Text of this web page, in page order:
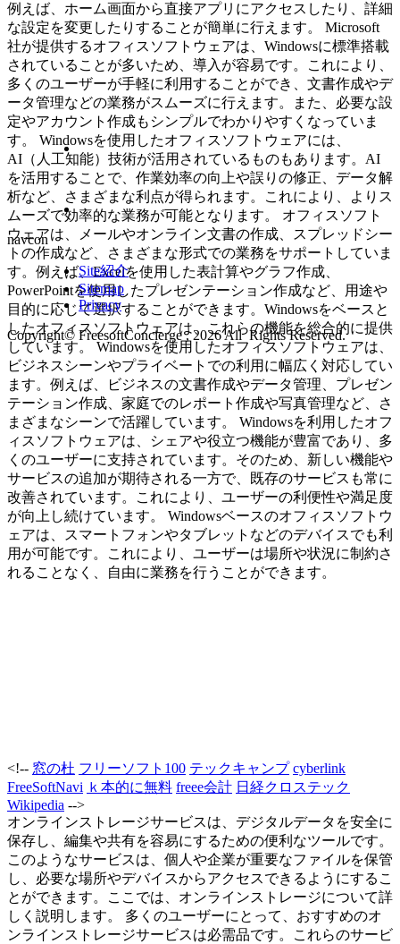
例えば、ホーム画面から直接アプリにアクセスしたり、詳細
な設定を変更したりすることが簡単に行えます。 Microsoft
社が提供するオフィスソフトウェアは、Windowsに標準搭載
されていることが多いため、導入が容易です。これにより、
多くのユーザーが手軽に利用することができ、文書作成やデ
ータ管理などの業務がスムーズに行えます。また、必要な設
定やアカウント作成もシンプルでわかりやすくなっていま
す。 Windowsを使用したオフィスソフトウェアには、
AI（人工知能）技術が活用されているものもあります。AI
を活用することで、作業効率の向上や誤りの修正、データ解
析など、さまざまな利点が得られます。これにより、よりス
ムーズで効率的な業務が可能となります。 オフィスソフト
ウェアは、メールやオンライン文書の作成、スプレッドシー
トの作成など、さまざまな形式での業務をサポートしていま
す。例えば、Excelを使用した表計算やグラフ作成、
PowerPointを使用したプレゼンテーション作成など、用途や
目的に応じて選択することができます。Windowsをベースと
したオフィスソフトウェアは、これらの機能を総合的に提供
しています。 Windowsを使用したオフィスソフトウェアは、
ビジネスシーンやプライベートでの利用に幅広く対応してい
ます。例えば、ビジネスの文書作成やデータ管理、プレゼン
テーション作成、家庭でのレポート作成や写真管理など、さ
まざまなシーンで活躍しています。 Windowsを利用したオフ
ィスソフトウェアは、シェアや役立つ機能が豊富であり、多
くのユーザーに支持されています。そのため、新しい機能や
サービスの追加が期待される一方で、既存のサービスも常に
改善されています。これにより、ユーザーの利便性や満足度
が向上し続けています。 Windowsベースのオフィスソフトウ
ェアは、スマートフォンやタブレットなどのデバイスでも利
用が可能です。これにより、ユーザーは場所や状況に制約さ
れることなく、自由に業務を行うことができます。
<!-- 窓の杜 フリーソフト100 テックキャンプ cyberlink
FreeSoftNavi ｋ本的に無料 freee会計 日経クロステック
Wikipedia -->
オンラインストレージサービスは、デジタルデータを安全に
保存し、編集や共有を容易にするための便利なツールです。
このようなサービスは、個人や企業が重要なファイルを保管
し、必要な場所やデバイスからアクセスできるようにするこ
とができます。ここでは、オンラインストレージについて詳
しく説明します。 多くのユーザーにとって、おすすめのオ
ンラインストレージサービスは必需品です。これらのサービ
navcon
Site紹介
Sitemap
Privacy
Copyright© FreesoftConcierge , 2026 All Rights Reserved.